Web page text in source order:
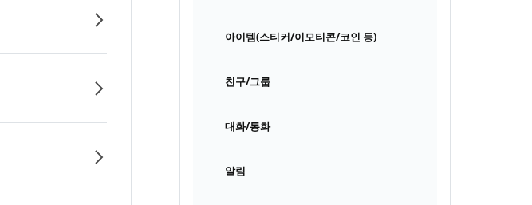
아이템(스티커/이모티콘/코인 등)
친구/그룹
대화/통화
알림